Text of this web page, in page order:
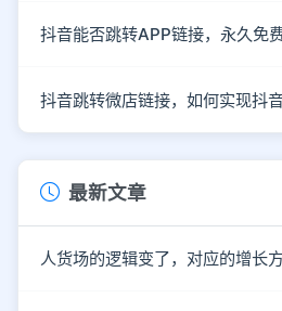
抖音能否跳转APP链接，永久免
抖音跳转微店链接，如何实现抖音
最新文章
人货场的逻辑变了，对应的增长